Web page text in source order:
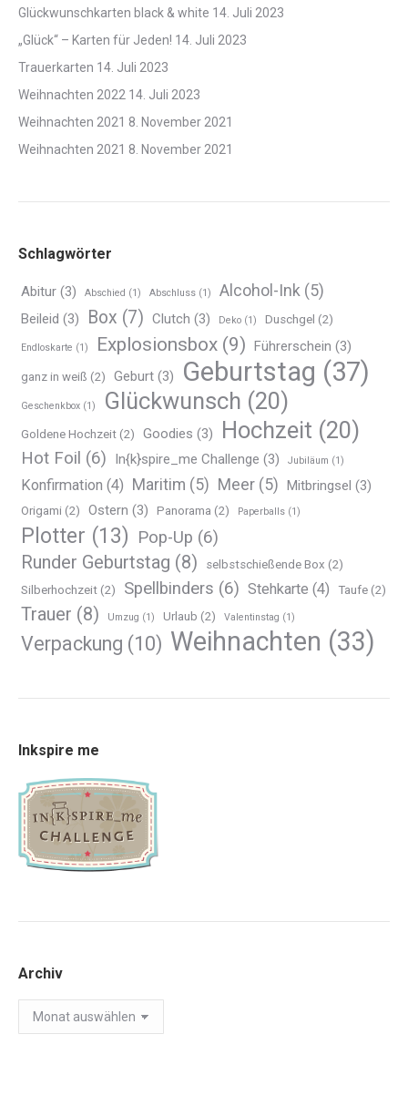
Glückwunschkarten black & white 14. Juli 2023
„Glück“ – Karten für Jeden! 14. Juli 2023
Trauerkarten 14. Juli 2023
Weihnachten 2022 14. Juli 2023
Weihnachten 2021 8. November 2021
Weihnachten 2021 8. November 2021
Schlagwörter
Abitur (3) Abschied (1) Abschluss (1) Alcohol-Ink (5)
Beileid (3) Box (7) Clutch (3) Deko (1) Duschgel (2)
Endloskarte (1) Explosionsbox (9) Führerschein (3)
ganz in weiß (2) Geburt (3) Geburtstag (37)
Geschenkbox (1) Glückwunsch (20)
Goldene Hochzeit (2) Goodies (3) Hochzeit (20)
Hot Foil (6) In{k}spire_me Challenge (3) Jubiläum (1)
Konfirmation (4) Maritim (5) Meer (5) Mitbringsel (3)
Origami (2) Ostern (3) Panorama (2) Paperballs (1)
Plotter (13) Pop-Up (6)
Runder Geburtstag (8) selbstschießende Box (2)
Silberhochzeit (2) Spellbinders (6) Stehkarte (4) Taufe (2)
Trauer (8) Umzug (1) Urlaub (2) Valentinstag (1)
Verpackung (10) Weihnachten (33)
Inkspire me
Archiv
Archiv